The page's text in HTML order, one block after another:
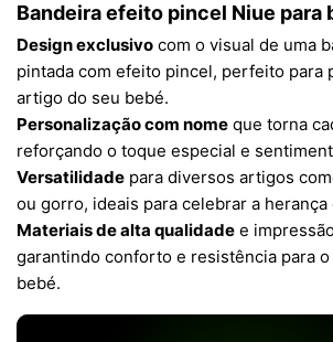
Bandeira efeito pincel Niue para
Design exclusivo com o visual de uma
pintada com efeito pincel, perfeito para
artigo do seu bebé.
Personalização com nome que torna
reforçando o toque especial e
Versatilidade para diversos artigos
ou gorro, ideais para celebrar a herança
Materiais de alta qualidade e
garantindo conforto e resistência para o
bebé.